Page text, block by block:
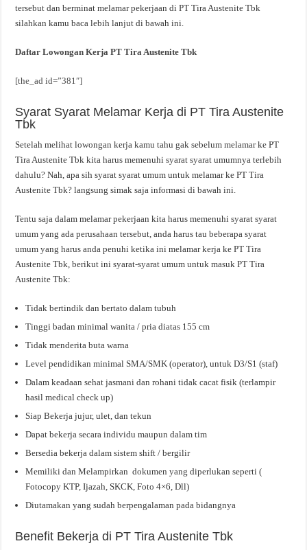
tersebut dan berminat melamar pekerjaan di PT Tira Austenite Tbk
silahkan kamu baca lebih lanjut di bawah ini.
Daftar Lowongan Kerja PT Tira Austenite Tbk
[the_ad id=”381″]
Syarat Syarat Melamar Kerja di PT Tira Austenite
Tbk
Setelah melihat lowongan kerja kamu tahu gak sebelum melamar ke PT
Tira Austenite Tbk kita harus memenuhi syarat syarat umumnya terlebih
dahulu? Nah, apa sih syarat syarat umum untuk melamar ke PT Tira
Austenite Tbk? langsung simak saja informasi di bawah ini.
Tentu saja dalam melamar pekerjaan kita harus memenuhi syarat syarat
umum yang ada perusahaan tersebut, anda harus tau beberapa syarat
umum yang harus anda penuhi ketika ini melamar kerja ke PT Tira
Austenite Tbk, berikut ini syarat-syarat umum untuk masuk PT Tira
Austenite Tbk:
Tidak bertindik dan bertato dalam tubuh
Tinggi badan minimal wanita / pria diatas 155 cm
Tidak menderita buta warna
Level pendidikan minimal SMA/SMK (operator), untuk D3/S1 (staf)
Dalam keadaan sehat jasmani dan rohani tidak cacat fisik (terlampir
hasil medical check up)
Siap Bekerja jujur, ulet, dan tekun
Dapat bekerja secara individu maupun dalam tim
Bersedia bekerja dalam sistem shift / bergilir
Memiliki dan Melampirkan dokumen yang diperlukan seperti (
Fotocopy KTP, Ijazah, SKCK, Foto 4×6, Dll)
Diutamakan yang sudah berpengalaman pada bidangnya
Benefit Bekerja di PT Tira Austenite Tbk